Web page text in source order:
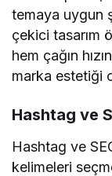
temaya uygun
çekici tasarım
hem çağın
marka estetiği
Hashtag ve
Hashtag ve
kelimeleri